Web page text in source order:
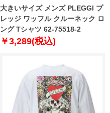
大きいサイズ メンズ PLEGGI プ
レッジ ワッフル クルーネック ロ
ング Tシャツ 62-75518-2
￥3,289(税込)